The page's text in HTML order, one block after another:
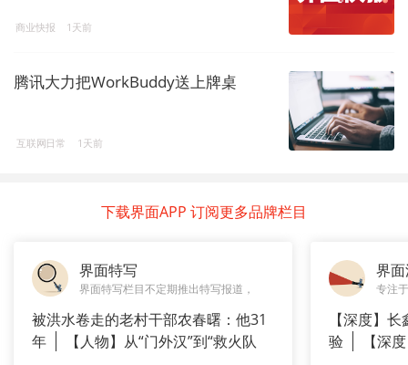
商业快报 1天前
腾讯大力把WorkBuddy送上牌桌
互联网日常 1天前
下载界面APP 订阅更多品牌栏目
界面特写
界面特写栏目不定期推出特写报道，
被洪水卷走的老村干部农春曙：他31
年
【人物】从“门外汉”到“救火队
界
专注
【深度】
验
【深